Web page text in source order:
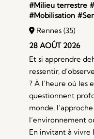
#Milieu terrestre
#Mobilisation
Rennes (35)
28 AOÛT 2026
Et si apprendre
ressentir,
? À l’heure où les
questionnent
monde,
l’environnement
En invitant à vivre